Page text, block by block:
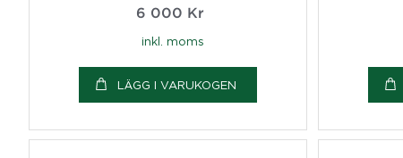
6 000 Kr
inkl. moms
LÄGG I VARUKOGEN